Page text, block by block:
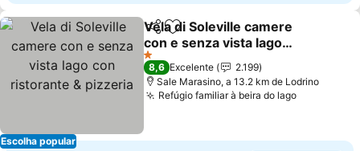
Escolha popular
PartilharAdicionar aos favoritos
Vela di Soleville camere
con e senza vista lago
con ristorante & pizzeria
Ver preços
1 Estrelas
8,6 Excelente
2.199
Sale Marasino, a 13.2 km de Lodrino
Refúgio familiar à beira do lagoVer